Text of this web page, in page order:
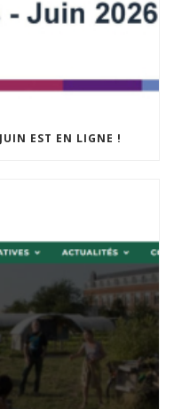
EST EN LIGNE !